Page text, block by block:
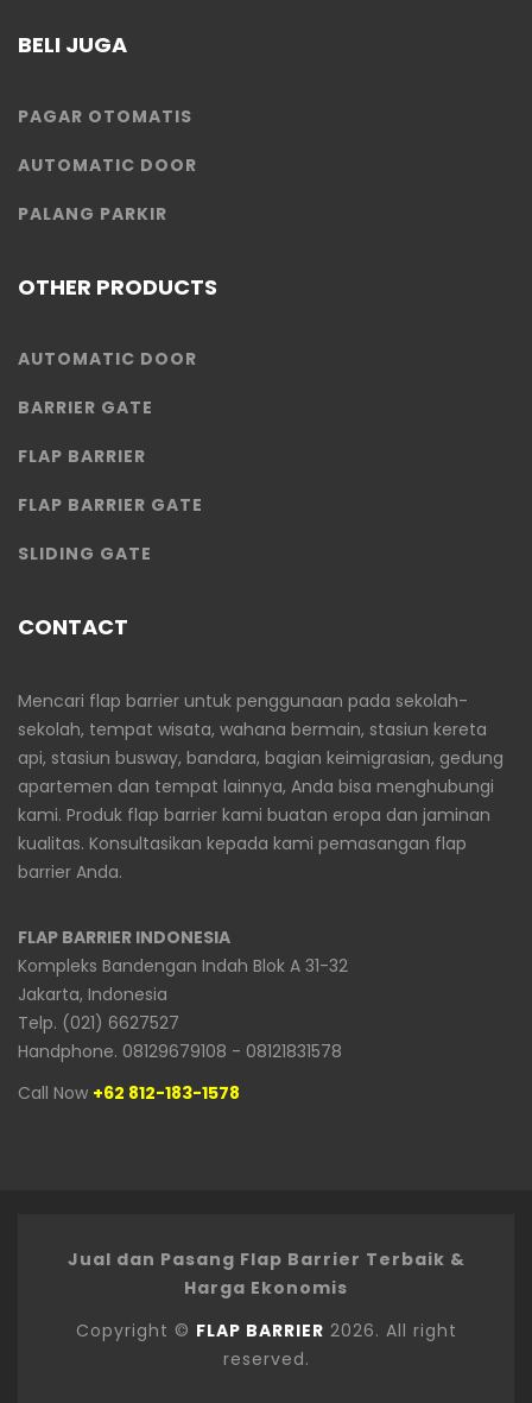
BELI JUGA
PAGAR OTOMATIS
AUTOMATIC DOOR
PALANG PARKIR
OTHER PRODUCTS
AUTOMATIC DOOR
BARRIER GATE
FLAP BARRIER
FLAP BARRIER GATE
SLIDING GATE
CONTACT
Mencari flap barrier untuk penggunaan pada sekolah-
sekolah, tempat wisata, wahana bermain, stasiun kereta
api, stasiun busway, bandara, bagian keimigrasian, gedung
apartemen dan tempat lainnya, Anda bisa menghubungi
kami. Produk flap barrier kami buatan eropa dan jaminan
kualitas. Konsultasikan kepada kami pemasangan flap
barrier Anda.
FLAP BARRIER INDONESIA
Kompleks Bandengan Indah Blok A 31-32
Jakarta, Indonesia
Telp. (021) 6627527
Handphone. 08129679108 - 08121831578
Call Now +62 812-183-1578
Jual dan Pasang Flap Barrier Terbaik &
Harga Ekonomis
Copyright © FLAP BARRIER 2026. All right
reserved.